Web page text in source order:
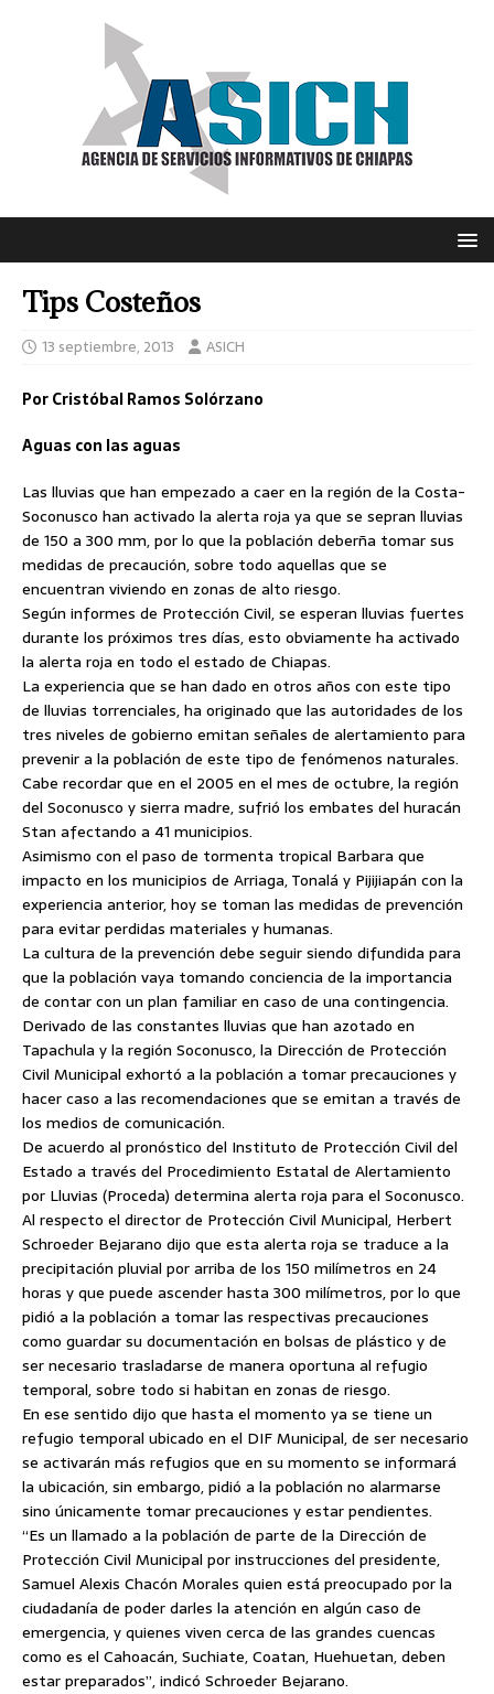
Tips Costeños
13 septiembre, 2013 ASICH
Por Cristóbal Ramos Solórzano
Aguas con las aguas
Las lluvias que han empezado a caer en la región de la Costa-
Soconusco han activado la alerta roja ya que se sepran lluvias
de 150 a 300 mm, por lo que la población deberña tomar sus
medidas de precaución, sobre todo aquellas que se
encuentran viviendo en zonas de alto riesgo.
Según informes de Protección Civil, se esperan lluvias fuertes
durante los próximos tres días, esto obviamente ha activado
la alerta roja en todo el estado de Chiapas.
La experiencia que se han dado en otros años con este tipo
de lluvias torrenciales, ha originado que las autoridades de los
tres niveles de gobierno emitan señales de alertamiento para
prevenir a la población de este tipo de fenómenos naturales.
Cabe recordar que en el 2005 en el mes de octubre, la región
del Soconusco y sierra madre, sufrió los embates del huracán
Stan afectando a 41 municipios.
Asimismo con el paso de tormenta tropical Barbara que
impacto en los municipios de Arriaga, Tonalá y Pijijiapán con la
experiencia anterior, hoy se toman las medidas de prevención
para evitar perdidas materiales y humanas.
La cultura de la prevención debe seguir siendo difundida para
que la población vaya tomando conciencia de la importancia
de contar con un plan familiar en caso de una contingencia.
Derivado de las constantes lluvias que han azotado en
Tapachula y la región Soconusco, la Dirección de Protección
Civil Municipal exhortó a la población a tomar precauciones y
hacer caso a las recomendaciones que se emitan a través de
los medios de comunicación.
De acuerdo al pronóstico del Instituto de Protección Civil del
Estado a través del Procedimiento Estatal de Alertamiento
por Lluvias (Proceda) determina alerta roja para el Soconusco.
Al respecto el director de Protección Civil Municipal, Herbert
Schroeder Bejarano dijo que esta alerta roja se traduce a la
precipitación pluvial por arriba de los 150 milímetros en 24
horas y que puede ascender hasta 300 milímetros, por lo que
pidió a la población a tomar las respectivas precauciones
como guardar su documentación en bolsas de plástico y de
ser necesario trasladarse de manera oportuna al refugio
temporal, sobre todo si habitan en zonas de riesgo.
En ese sentido dijo que hasta el momento ya se tiene un
refugio temporal ubicado en el DIF Municipal, de ser necesario
se activarán más refugios que en su momento se informará
la ubicación, sin embargo, pidió a la población no alarmarse
sino únicamente tomar precauciones y estar pendientes.
“Es un llamado a la población de parte de la Dirección de
Protección Civil Municipal por instrucciones del presidente,
Samuel Alexis Chacón Morales quien está preocupado por la
ciudadanía de poder darles la atención en algún caso de
emergencia, y quienes viven cerca de las grandes cuencas
como es el Cahoacán, Suchiate, Coatan, Huehuetan, deben
estar preparados”, indicó Schroeder Bejarano.